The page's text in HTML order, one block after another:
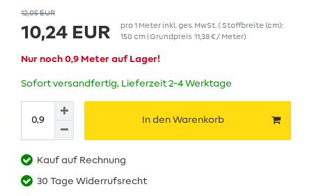
12,05 EUR
10,24 EUR pro1 Meterinkl. ges. MwSt. ( Stoffbreite (cm):
150 cm | Grundpreis 11,38 € / Meter)
Nur noch 0,9 Meter auf Lager!
Sofort versandfertig, Lieferzeit 2-4 Werktage
In den Warenkorb
Kauf auf Rechnung
30 Tage Widerrufsrecht